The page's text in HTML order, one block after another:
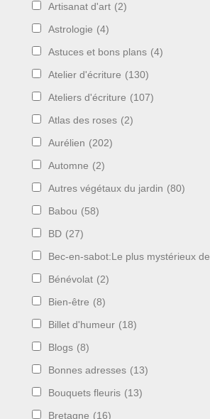
Artisanat d'art (2)
Astrologie (4)
Astuces et bons plans (4)
Atelier d'écriture (130)
Ateliers d'écriture (107)
Atlas des roses (2)
Aurélien (202)
Automne (2)
Autres végétaux du jardin (80)
Babou (58)
BD (27)
Bec-en-sabot:Le plus mystérieux
Bénévolat (2)
Bien-être (8)
Billet d'humeur (18)
Blogs (8)
Bonnes adresses (13)
Bouquets fleuris (13)
Bretagne (16)